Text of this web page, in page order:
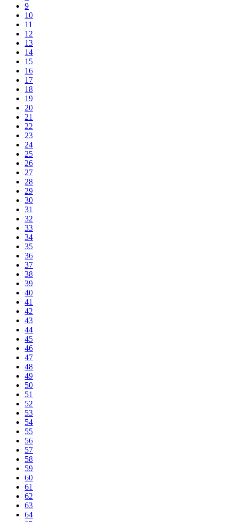
9
10
11
12
13
14
15
16
17
18
19
20
21
22
23
24
25
26
27
28
29
30
31
32
33
34
35
36
37
38
39
40
41
42
43
44
45
46
47
48
49
50
51
52
53
54
55
56
57
58
59
60
61
62
63
64